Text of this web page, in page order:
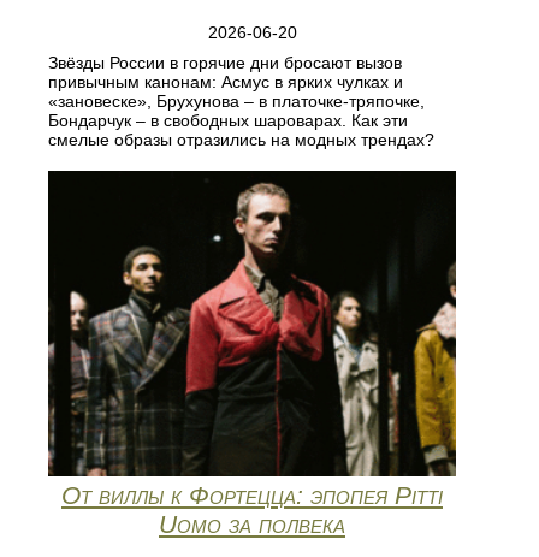
2026-06-20
Звёзды России в горячие дни бросают вызов
привычным канонам: Асмус в ярких чулках и
«зановеске», Брухунова – в платочке‑тряпочке,
Бондарчук – в свободных шароварах. Как эти
смелые образы отразились на модных трендах?
От виллы к Фортецца: эпопея Pitti
Uomo за полвека